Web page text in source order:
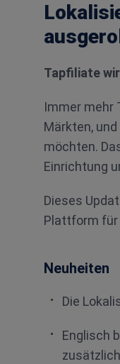
Tapfiliate
Immer mehr
Märkten,
möchten.
Einrichtung
Dieses
Plattform für
Neuheiten
Die
Englisch